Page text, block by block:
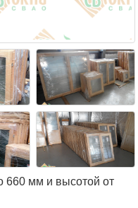
660 мм и высотой от